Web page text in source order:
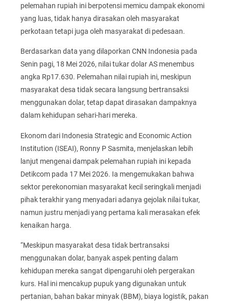
pelemahan rupiah ini berpotensi memicu dampak ekonomi
yang luas, tidak hanya dirasakan oleh masyarakat
perkotaan tetapi juga oleh masyarakat di pedesaan.
Berdasarkan data yang dilaporkan CNN Indonesia pada
Senin pagi, 18 Mei 2026, nilai tukar dolar AS menembus
angka Rp17.630. Pelemahan nilai rupiah ini, meskipun
masyarakat desa tidak secara langsung bertransaksi
menggunakan dolar, tetap dapat dirasakan dampaknya
dalam kehidupan sehari-hari mereka.
Ekonom dari Indonesia Strategic and Economic Action
Institution (ISEAI), Ronny P Sasmita, menjelaskan lebih
lanjut mengenai dampak pelemahan rupiah ini kepada
Detikcom pada 17 Mei 2026. Ia mengemukakan bahwa
sektor perekonomian masyarakat kecil seringkali menjadi
pihak terakhir yang menyadari adanya gejolak nilai tukar,
namun justru menjadi yang pertama kali merasakan efek
kenaikan harga.
“Meskipun masyarakat desa tidak bertransaksi
menggunakan dolar, banyak aspek penting dalam
kehidupan mereka sangat dipengaruhi oleh pergerakan
kurs. Hal ini mencakup pupuk yang digunakan untuk
pertanian, bahan bakar minyak (BBM), biaya logistik, pakan